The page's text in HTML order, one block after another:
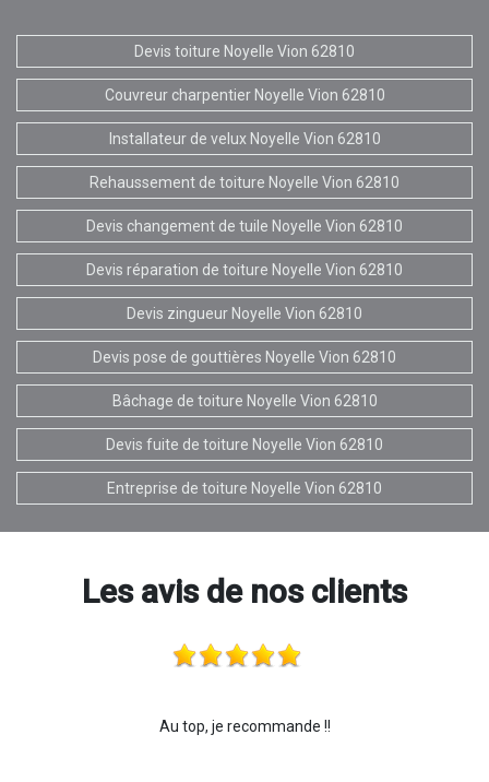
Devis toiture Noyelle Vion 62810
Couvreur charpentier Noyelle Vion 62810
Installateur de velux Noyelle Vion 62810
Rehaussement de toiture Noyelle Vion 62810
Devis changement de tuile Noyelle Vion 62810
Devis réparation de toiture Noyelle Vion 62810
Devis zingueur Noyelle Vion 62810
Devis pose de gouttières Noyelle Vion 62810
Bâchage de toiture Noyelle Vion 62810
Devis fuite de toiture Noyelle Vion 62810
Entreprise de toiture Noyelle Vion 62810
Les avis de nos clients
Au top, je recommande !!